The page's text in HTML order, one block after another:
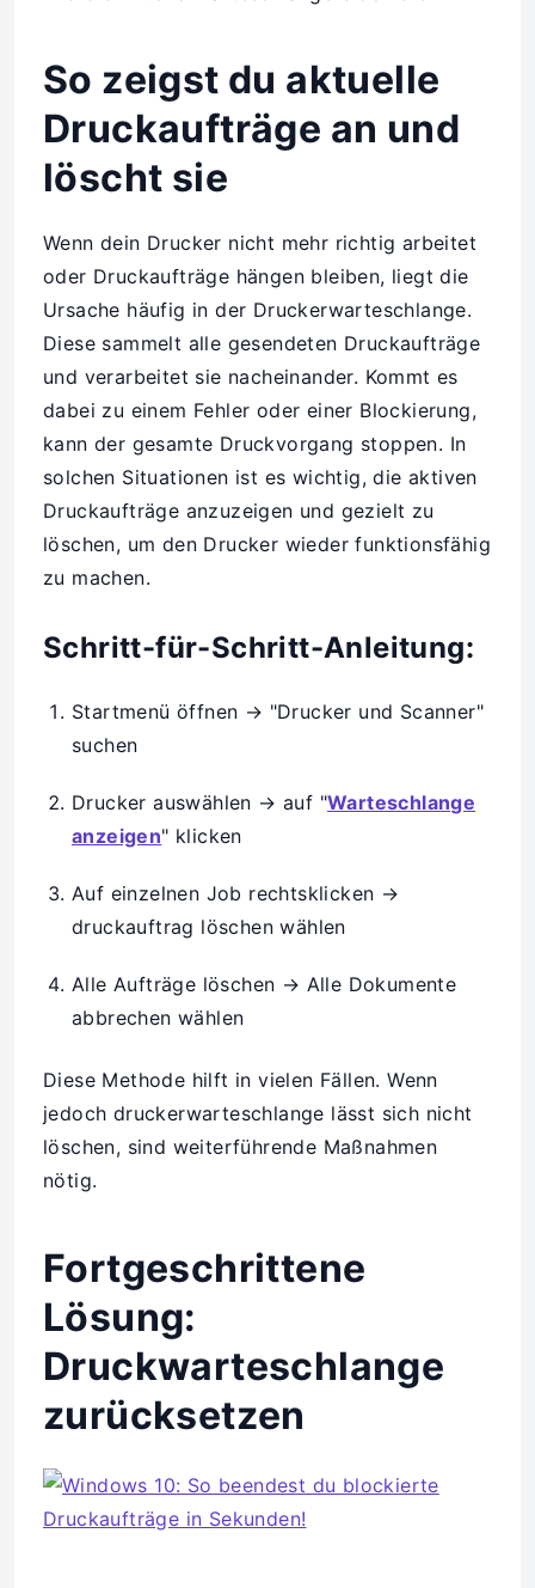
So zeigst du aktuelle
Druckaufträge an und
löscht sie
Wenn dein Drucker nicht mehr richtig arbeitet
oder Druckaufträge hängen bleiben, liegt die
Ursache häufig in der Druckerwarteschlange.
Diese sammelt alle gesendeten Druckaufträge
und verarbeitet sie nacheinander. Kommt es
dabei zu einem Fehler oder einer Blockierung,
kann der gesamte Druckvorgang stoppen. In
solchen Situationen ist es wichtig, die aktiven
Druckaufträge anzuzeigen und gezielt zu
löschen, um den Drucker wieder funktionsfähig
zu machen.
Schritt-für-Schritt-Anleitung:
Startmenü öffnen → "Drucker und Scanner"
suchen
Drucker auswählen → auf "Warteschlange
anzeigen" klicken
Auf einzelnen Job rechtsklicken →
druckauftrag löschen wählen
Alle Aufträge löschen → Alle Dokumente
abbrechen wählen
Diese Methode hilft in vielen Fällen. Wenn
jedoch druckerwarteschlange lässt sich nicht
löschen, sind weiterführende Maßnahmen
nötig.
Fortgeschrittene
Lösung:
Druckwarteschlange
zurücksetzen